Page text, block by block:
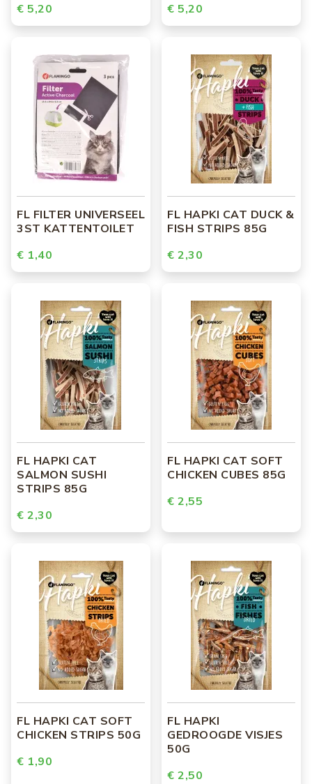
€ 5,20
€ 5,20
FL FILTER UNIVERSEEL
3ST KATTENTOILET
€ 1,40
FL HAPKI CAT DUCK &
FISH STRIPS 85G
€ 2,30
FL HAPKI CAT
SALMON SUSHI
STRIPS 85G
€ 2,30
FL HAPKI CAT SOFT
CHICKEN CUBES 85G
€ 2,55
FL HAPKI CAT SOFT
CHICKEN STRIPS 50G
€ 1,90
FL HAPKI
GEDROOGDE VISJES
50G
€ 2,50